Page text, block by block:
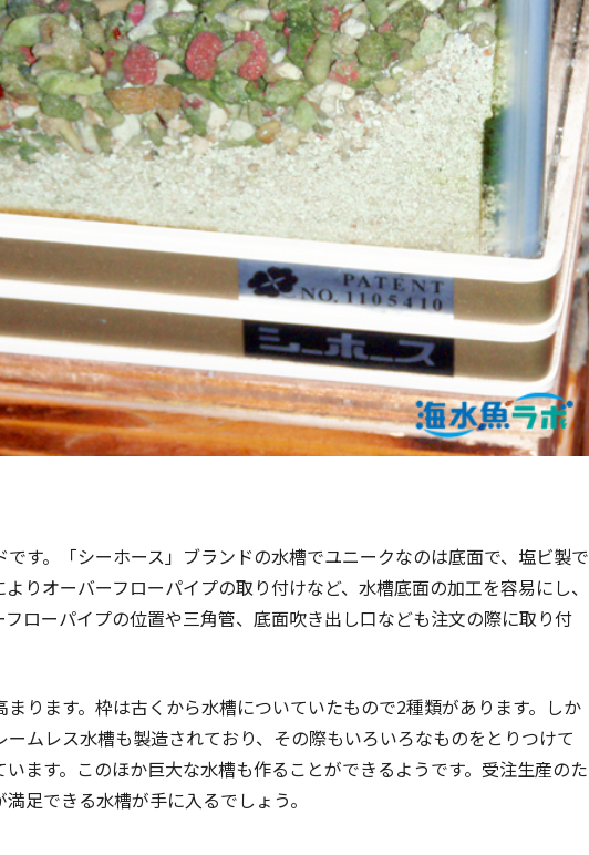
す。「シーホース」ブランドの水槽でユニークなのは底面で、塩ビ製で
りオーバーフローパイプの取り付けなど、水槽底面の加工を容易にし、
ローパイプの位置や三角管、底面吹き出し口なども注文の際に取り付
ります。枠は古くから水槽についていたもので2種類があります。しか
ムレス水槽も製造されており、その際もいろいろなものをとりつけて
ます。このほか巨大な水槽も作ることができるようです。受注生産のた
足できる水槽が手に入るでしょう。